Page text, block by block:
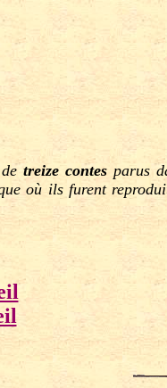
detreize contes parus
où ils furent